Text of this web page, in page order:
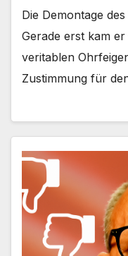
Die Demontage
Gerade erst kam
veritablen
Zustimmung für